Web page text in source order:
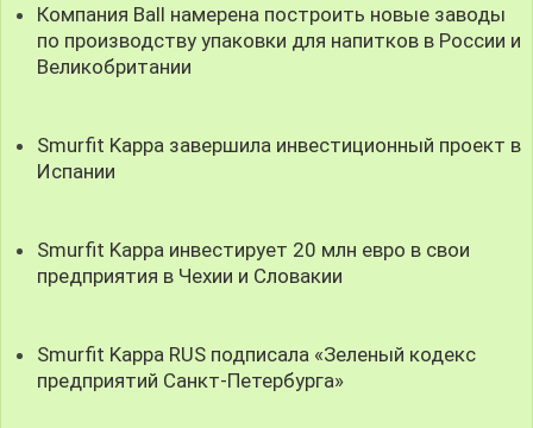
Компания Ball намерена построить новые заводы
по производству упаковки для напитков в России и
Великобритании
Smurfit Kappa завершила инвестиционный проект в
Испании
Smurfit Kappa инвестирует 20 млн евро в свои
предприятия в Чехии и Словакии
Smurfit Kappa RUS подписала «Зеленый кодекс
предприятий Санкт-Петербурга»